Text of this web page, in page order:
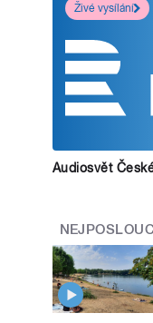
Živé vysílání
Audiosvět